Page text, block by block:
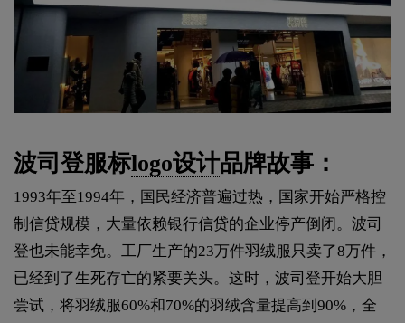
波司登服标logo设计品牌故事：
1993年至1994年，国民经济普遍过热，国家开始严格控
制信贷规模，大量依赖银行信贷的企业停产倒闭。波司
登也未能幸免。工厂生产的23万件羽绒服只卖了8万件，
已经到了生死存亡的紧要关头。这时，波司登开始大胆
尝试，将羽绒服60%和70%的羽绒含量提高到90%，全